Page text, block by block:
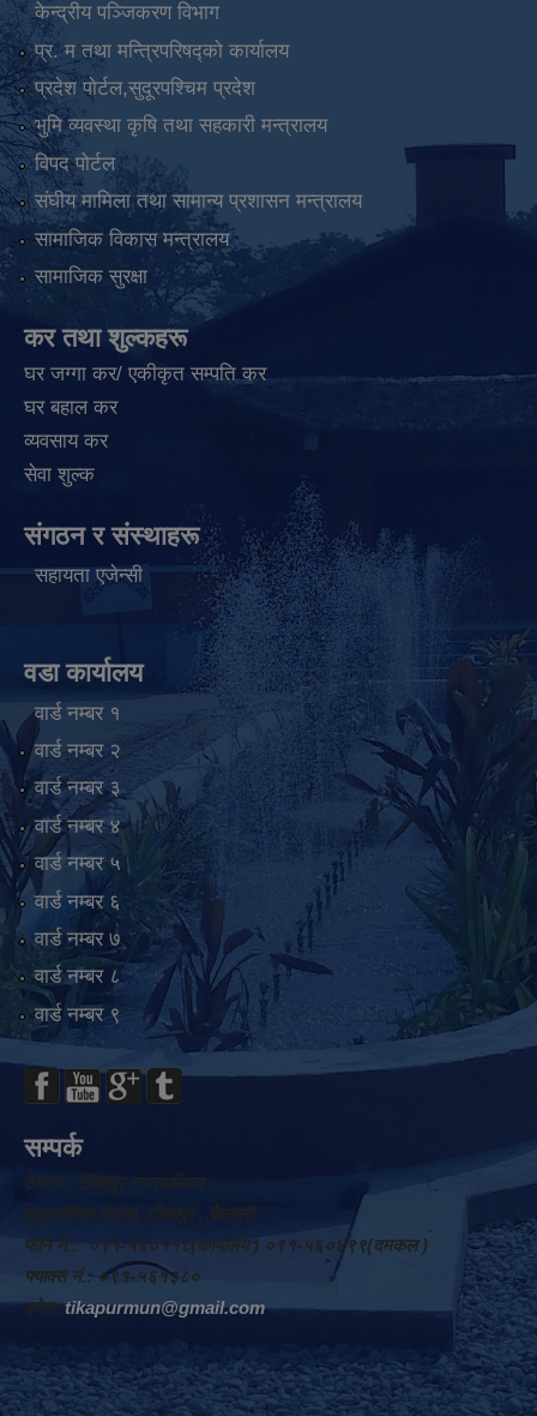
केन्द्रीय पञ्जिकरण विभाग
प्र. म तथा मन्त्रिपरिषद्को कार्यालय
प्रदेश पाेर्टल,सुदूरपश्चिम प्रदेश
भुमि व्यवस्था कृषि तथा सहकारी मन्त्रालय
विपद पोर्टल
संघीय मामिला तथा सामान्य प्रशासन मन्त्रालय
सामाजिक विकास मन्त्रालय
सामाजिक सुरक्षा
कर तथा शुल्कहरू
घर जग्गा कर/ एकीकृत सम्पति कर
घर बहाल कर
व्यवसाय कर
सेवा शुल्क
संगठन र संस्थाहरू
सहायता एजेन्सी
वडा कार्यालय
वार्ड न‌म्बर १
वार्ड न‌म्बर २
वार्ड न‌म्बर ३
वार्ड न‌म्बर ४
वार्ड न‌म्बर ५
वार्ड न‌म्बर ६
वार्ड न‌म्बर ७
वार्ड न‌म्बर ८
वार्ड न‌म्बर ९
सम्पर्क
ठेगाना : टीकापुर नगरपालिका
सुदूरपश्चिम प्रदेश, टीकापुर , कैलाली
फोन नं.: ०९१-५६०११८(कार्यालय ) ०९१-५६०४९९(दमकल )
फ्याक्स नं.: ०९१-५६१३८०
इमेल :tikapurmun@gmail.com